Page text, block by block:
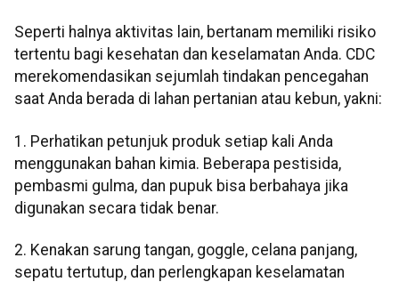
Seperti halnya aktivitas lain, bertanam memiliki risiko
tertentu bagi kesehatan dan keselamatan Anda. CDC
merekomendasikan sejumlah tindakan pencegahan
saat Anda berada di lahan pertanian atau kebun, yakni:
1. Perhatikan petunjuk produk setiap kali Anda
menggunakan bahan kimia. Beberapa pestisida,
pembasmi gulma, dan pupuk bisa berbahaya jika
digunakan secara tidak benar.
2. Kenakan sarung tangan, goggle, celana panjang,
sepatu tertutup, dan perlengkapan keselamatan